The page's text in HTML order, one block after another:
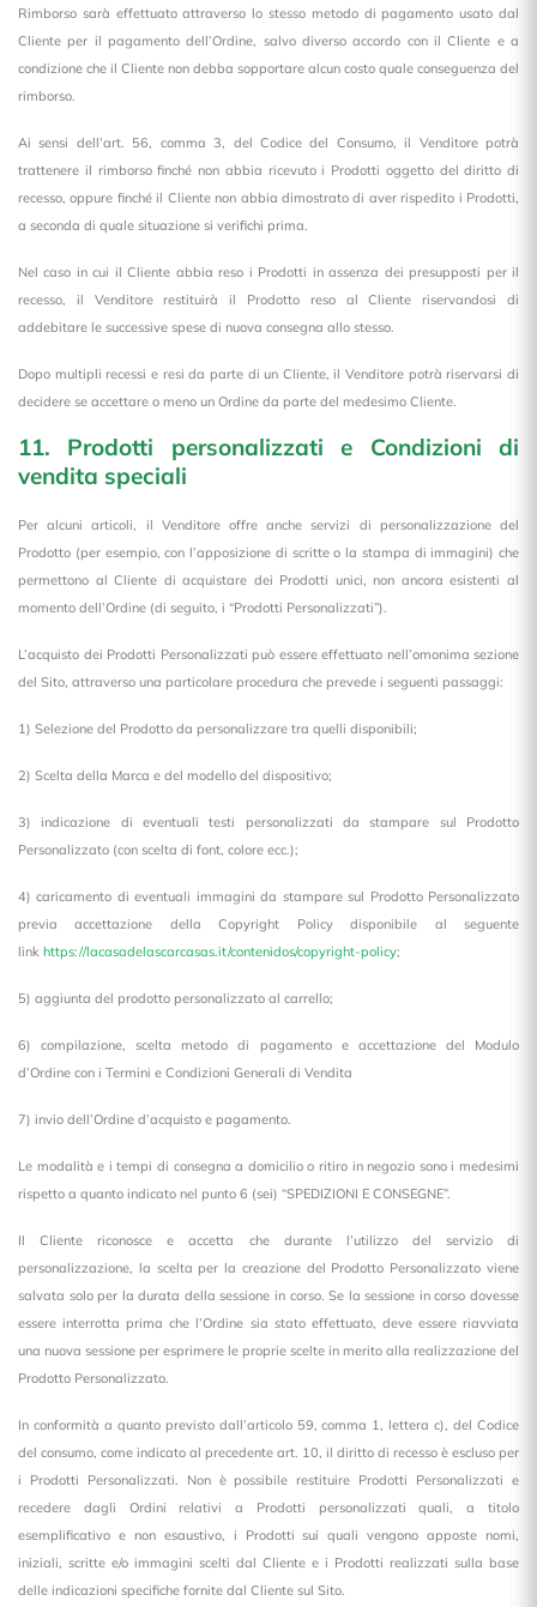
Rimborso sarà effettuato attraverso lo stesso metodo di pagamento usato dal
Cliente per il pagamento dell’Ordine, salvo diverso accordo con il Cliente e a
condizione che il Cliente non debba sopportare alcun costo quale conseguenza del
rimborso.
Ai sensi dell’art. 56, comma 3, del Codice del Consumo, il Venditore potrà
trattenere il rimborso finché non abbia ricevuto i Prodotti oggetto del diritto di
recesso, oppure finché il Cliente non abbia dimostrato di aver rispedito i Prodotti,
a seconda di quale situazione si verifichi prima.
Nel caso in cui il Cliente abbia reso i Prodotti in assenza dei presupposti per il
recesso, il Venditore restituirà il Prodotto reso al Cliente riservandosi di
addebitare le successive spese di nuova consegna allo stesso.
Dopo multipli recessi e resi da parte di un Cliente, il Venditore potrà riservarsi di
decidere se accettare o meno un Ordine da parte del medesimo Cliente.
11. Prodotti personalizzati e Condizioni di
vendita speciali
Per alcuni articoli, il Venditore offre anche servizi di personalizzazione del
Prodotto (per esempio, con l’apposizione di scritte o la stampa di immagini) che
permettono al Cliente di acquistare dei Prodotti unici, non ancora esistenti al
momento dell’Ordine (di seguito, i “Prodotti Personalizzati”).
L’acquisto dei Prodotti Personalizzati può essere effettuato nell’omonima sezione
del Sito, attraverso una particolare procedura che prevede i seguenti passaggi:
1) Selezione del Prodotto da personalizzare tra quelli disponibili;
2) Scelta della Marca e del modello del dispositivo;
3) indicazione di eventuali testi personalizzati da stampare sul Prodotto
Personalizzato (con scelta di font, colore ecc.);
4) caricamento di eventuali immagini da stampare sul Prodotto Personalizzato
previa accettazione della Copyright Policy disponibile al seguente
link https://lacasadelascarcasas.it/contenidos/copyright-policy;
5) aggiunta del prodotto personalizzato al carrello;
6) compilazione, scelta metodo di pagamento e accettazione del Modulo
d’Ordine con i Termini e Condizioni Generali di Vendita
7) invio dell’Ordine d’acquisto e pagamento.
Le modalità e i tempi di consegna a domicilio o ritiro in negozio sono i medesimi
rispetto a quanto indicato nel punto 6 (sei) “SPEDIZIONI E CONSEGNE”.
Il Cliente riconosce e accetta che durante l’utilizzo del servizio di
personalizzazione, la scelta per la creazione del Prodotto Personalizzato viene
salvata solo per la durata della sessione in corso. Se la sessione in corso dovesse
essere interrotta prima che l’Ordine sia stato effettuato, deve essere riavviata
una nuova sessione per esprimere le proprie scelte in merito alla realizzazione del
Prodotto Personalizzato.
In conformità a quanto previsto dall’articolo 59, comma 1, lettera c), del Codice
del consumo, come indicato al precedente art. 10, il diritto di recesso è escluso per
i Prodotti Personalizzati. Non è possibile restituire Prodotti Personalizzati e
recedere dagli Ordini relativi a Prodotti personalizzati quali, a titolo
esemplificativo e non esaustivo, i Prodotti sui quali vengono apposte nomi,
iniziali, scritte e/o immagini scelti dal Cliente e i Prodotti realizzati sulla base
delle indicazioni specifiche fornite dal Cliente sul Sito.